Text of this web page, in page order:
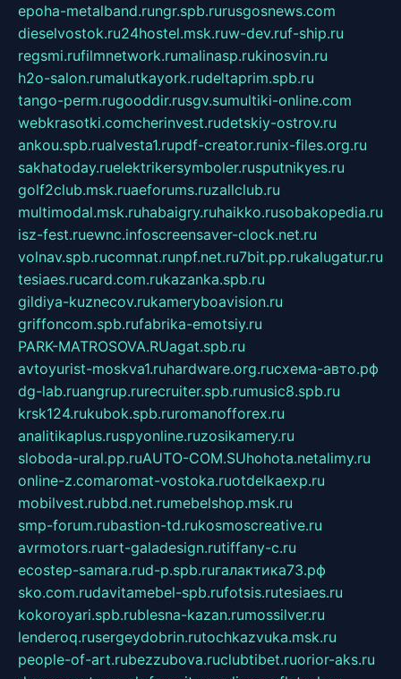
epoha-metalband.rungr.spb.rurusgosnews.com
dieselvostok.ru24hostel.msk.ruw-dev.ruf-ship.ru
regsmi.rufilmnetwork.rumalinasp.rukinosvin.ru
h2o-salon.rumalutkayork.rudeltaprim.spb.ru
tango-perm.rugooddir.rusgv.sumultiki-online.com
webkrasotki.comcherinvest.rudetskiy-ostrov.ru
ankou.spb.rualvesta1.rupdf-creator.runix-files.org.ru
sakhatoday.ruelektrikersymboler.rusputnikyes.ru
golf2club.msk.ruaeforums.ruzallclub.ru
multimodal.msk.ruhabaigry.ruhaikko.rusobakopedia.ru
isz-fest.ruewnc.infoscreensaver-clock.net.ru
volnav.spb.rucomnat.runpf.net.ru7bit.pp.rukalugatur.ru
tesiaes.rucard.com.rukazanka.spb.ru
gildiya-kuznecov.rukameryboavision.ru
griffoncom.spb.rufabrika-emotsiy.ru
PARK-MATROSOVA.RUagat.spb.ru
avtoyurist-moskva1.ruhardware.org.ruсхема-авто.рф
dg-lab.ruangrup.rurecruiter.spb.rumusic8.spb.ru
krsk124.rukubok.spb.ruromanofforex.ru
analitikaplus.ruspyonline.ruzosikamery.ru
sloboda-ural.pp.ruAUTO-COM.SUhohota.netalimy.ru
online-z.comaromat-vostoka.ruotdelkaexp.ru
mobilvest.rubbd.net.rumebelshop.msk.ru
smp-forum.rubastion-td.rukosmoscreative.ru
avrmotors.ruart-galadesign.rutiffany-c.ru
ecostep-samara.rud-p.spb.ruгалактика73.рф
sko.com.rudavitamebel-spb.rufotsis.rutesiaes.ru
kokoroyari.spb.rublesna-kazan.rumossilver.ru
lenderoq.rusergeydobrin.rutochkazvuka.msk.ru
people-of-art.rubezzubova.ruclubtibet.ruorior-aks.ru